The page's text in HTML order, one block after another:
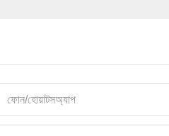
ফোন/হোয়াটসঅ্যাপ